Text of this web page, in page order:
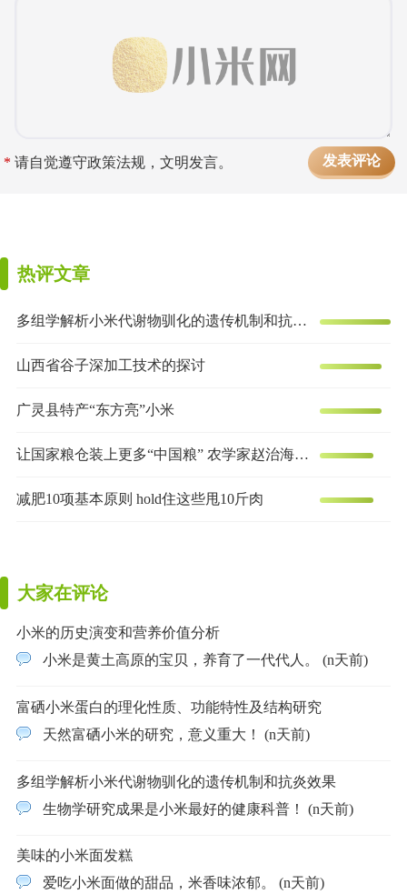
* 请自觉遵守政策法规，文明发言。
热评文章
多组学解析小米代谢物驯化的遗传机制和抗炎效果
山西省谷子深加工技术的探讨
广灵县特产“东方亮”小米
让国家粮仓装上更多“中国粮” 农学家赵治海的谷子梦
减肥10项基本原则 hold住这些甩10斤肉
大家在评论
小米的历史演变和营养价值分析
小米是黄土高原的宝贝，养育了一代代人。 (n天前)
富硒小米蛋白的理化性质、功能特性及结构研究
天然富硒小米的研究，意义重大！ (n天前)
多组学解析小米代谢物驯化的遗传机制和抗炎效果
生物学研究成果是小米最好的健康科普！ (n天前)
美味的小米面发糕
爱吃小米面做的甜品，米香味浓郁。 (n天前)